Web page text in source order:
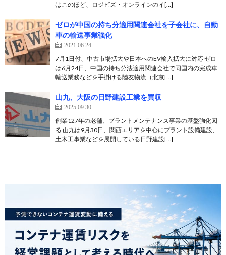
はこのほど、ロジビズ・オンラインのイ[…]
ゼロが中国の持ち分適用関連会社を子会社に、自動
車の輸送事業強化
2021.06.24
7月1日付、中古市場拡大や日本へのEV輸入拡大に対応 ゼロ
は6月24日、中国の持ち分法適用関連会社で同国内の完成車
輸送業務などを手掛ける陸友物流（北京[…]
山九、大阪の日野建設工業を買収
2025.09.30
創業127年の老舗、プラントメンテナンス事業の基盤強化図
る 山九は9月30日、関西エリアを中心にプラント設備建設、
土木工事業などを展開している日野建設[…]